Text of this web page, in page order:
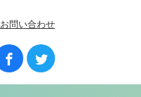
お問い合わせ